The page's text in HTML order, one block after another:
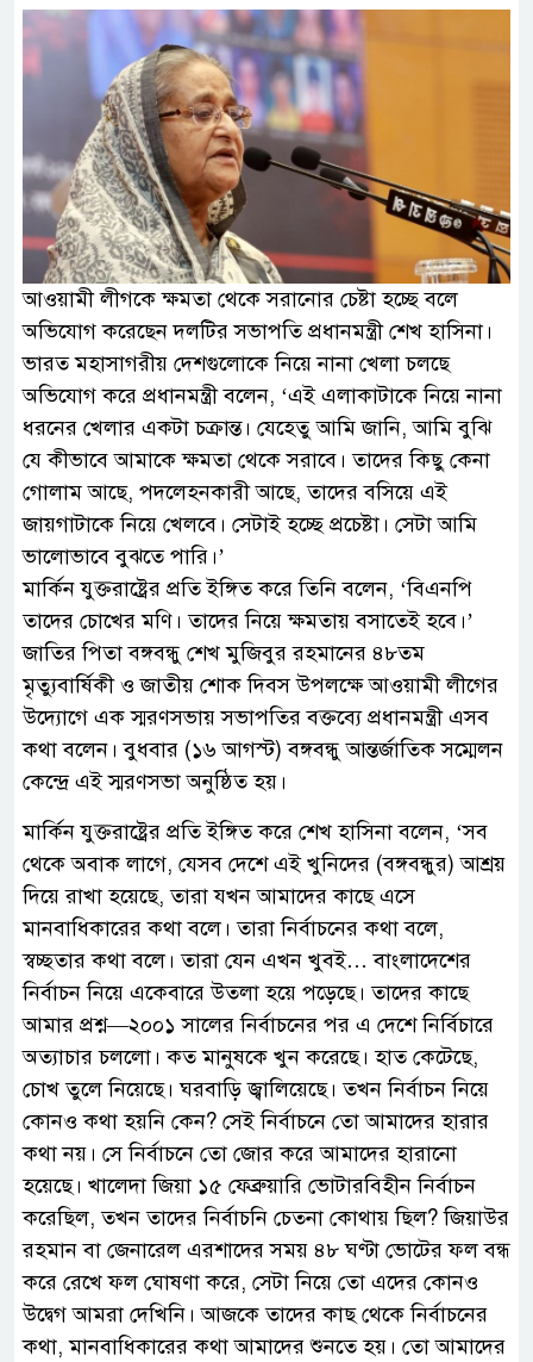
আওয়ামী লীগকে ক্ষমতা থেকে সরানোর চেষ্টা হচ্ছে বলে
অভিযোগ করেছেন দলটির সভাপতি প্রধানমন্ত্রী শেখ হাসিনা।
ভারত মহাসাগরীয় দেশগুলোকে নিয়ে নানা খেলা চলছে
অভিযোগ করে প্রধানমন্ত্রী বলেন, ‘এই এলাকাটাকে নিয়ে নানা
ধরনের খেলার একটা চক্রান্ত। যেহেতু আমি জানি, আমি বুঝি
যে কীভাবে আমাকে ক্ষমতা থেকে সরাবে। তাদের কিছু কেনা
গোলাম আছে, পদলেহনকারী আছে, তাদের বসিয়ে এই
জায়গাটাকে নিয়ে খেলবে। সেটাই হচ্ছে প্রচেষ্টা। সেটা আমি
ভালোভাবে বুঝতে পারি।’
মার্কিন যুক্তরাষ্ট্রের প্রতি ইঙ্গিত করে তিনি বলেন, ‘বিএনপি
তাদের চোখের মণি। তাদের নিয়ে ক্ষমতায় বসাতেই হবে।’
জাতির পিতা বঙ্গবন্ধু শেখ মুজিবুর রহমানের ৪৮তম
মৃত্যুবার্ষিকী ও জাতীয় শোক দিবস উপলক্ষে আওয়ামী লীগের
উদ্যোগে এক স্মরণসভায় সভাপতির বক্তব্যে প্রধানমন্ত্রী এসব
কথা বলেন। বুধবার (১৬ আগস্ট) বঙ্গবন্ধু আন্তর্জাতিক সম্মেলন
কেন্দ্রে এই স্মরণসভা অনুষ্ঠিত হয়।
মার্কিন যুক্তরাষ্ট্রের প্রতি ইঙ্গিত করে শেখ হাসিনা বলেন, ‘সব
থেকে অবাক লাগে, যেসব দেশে এই খুনিদের (বঙ্গবন্ধুর) আশ্রয়
দিয়ে রাখা হয়েছে, তারা যখন আমাদের কাছে এসে
মানবাধিকারের কথা বলে। তারা নির্বাচনের কথা বলে,
স্বচ্ছতার কথা বলে। তারা যেন এখন খুবই… বাংলাদেশের
নির্বাচন নিয়ে একেবারে উতলা হয়ে পড়েছে। তাদের কাছে
আমার প্রশ্ন—২০০১ সালের নির্বাচনের পর এ দেশে নির্বিচারে
অত্যাচার চললো। কত মানুষকে খুন করেছে। হাত কেটেছে,
চোখ তুলে নিয়েছে। ঘরবাড়ি জ্বালিয়েছে। তখন নির্বাচন নিয়ে
কোনও কথা হয়নি কেন? সেই নির্বাচনে তো আমাদের হারার
কথা নয়। সে নির্বাচনে তো জোর করে আমাদের হারানো
হয়েছে। খালেদা জিয়া ১৫ ফেব্রুয়ারি ভোটারবিহীন নির্বাচন
করেছিল, তখন তাদের নির্বাচনি চেতনা কোথায় ছিল? জিয়াউর
রহমান বা জেনারেল এরশাদের সময় ৪৮ ঘণ্টা ভোটের ফল বন্ধ
করে রেখে ফল ঘোষণা করে, সেটা নিয়ে তো এদের কোনও
উদ্বেগ আমরা দেখিনি। আজকে তাদের কাছ থেকে নির্বাচনের
কথা, মানবাধিকারের কথা আমাদের শুনতে হয়। তো আমাদের